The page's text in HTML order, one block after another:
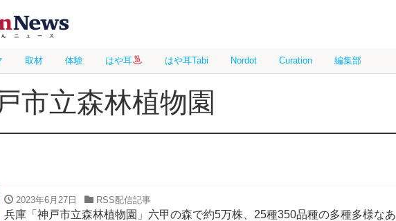
取材 体験 はや耳 はや耳Tabi Nordot Curation 編集部
市立森林植物園
2023年6月27日 RSS配信記事
兵庫「神戸市立森林植物園」六甲の森で約5万株、25種350品種の多種多様なあ